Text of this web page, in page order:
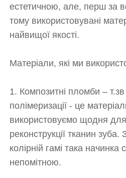
естетичною, але, перш за
тому використовувані
найвищої якості.
Матеріали, які ми
1. Композитні пломби –
полімеризації - це
використовуємо щодня
реконструкції тканин
колірній гамі така начинка
непомітною.